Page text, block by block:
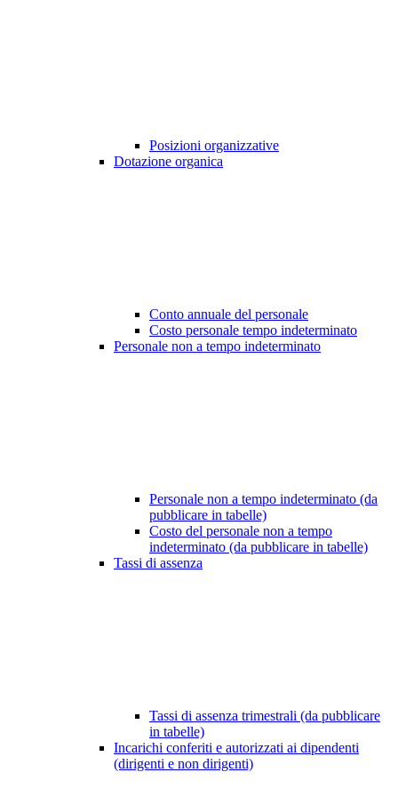
Posizioni organizzative
Dotazione organica
Conto annuale del personale
Costo personale tempo indeterminato
Personale non a tempo indeterminato
Personale non a tempo indeterminato (da
pubblicare in tabelle)
Costo del personale non a tempo
indeterminato (da pubblicare in tabelle)
Tassi di assenza
Tassi di assenza trimestrali (da pubblicare
in tabelle)
Incarichi conferiti e autorizzati ai dipendenti
(dirigenti e non dirigenti)